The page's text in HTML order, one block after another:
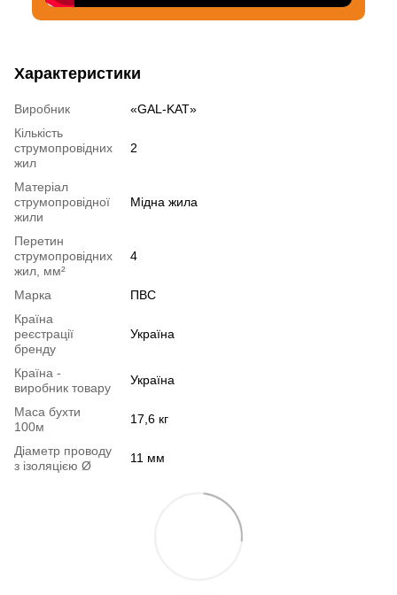
Характеристики
Виробник
«GAL-KAT»
Кількість
струмопровідних
жил
2
Матеріал
струмопровідної
жили
Мідна жила
Перетин
струмопровідних
жил, мм²
4
Марка
ПВС
Країна
реєстрації
бренду
Україна
Країна -
виробник товару
Україна
Маса бухти
100м
17,6 кг
Діаметр проводу
з ізоляцією Ø
11 мм